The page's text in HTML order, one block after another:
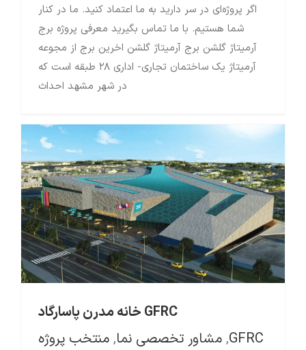
اگر پروژه‌ای در سر دارید به ما اعتماد کنید. ما در کنار
شما هستیم. با ما تماس بگیرید معرفی پروژه برج
آرمیتاژ گلشن برج آرمیتاژ گلشن اخرین برج از مجوعه
آرمیتاژ یک ساختمان تجاری- اداری ۲۸ طبقه است که
در شهر مشهد احداث
GFRC خانه مدرن پاسارگاد
GFRC
, مشاور تخصصی نما, منتخب پروژه